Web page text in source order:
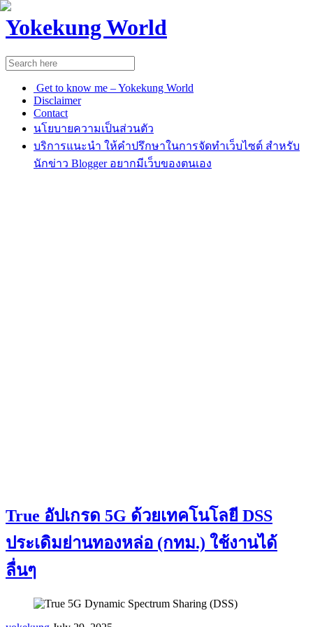
Yokekung World
Get to know me – Yokekung World
Disclaimer
Contact
นโยบายความเป็นส่วนตัว
บริการแนะนำ ให้คำปรึกษาในการจัดทำเว็บไซต์ สำหรับ
นักข่าว Blogger อยากมีเว็บของตนเอง
True อัปเกรด 5G ด้วยเทคโนโลยี DSS
ประเดิมย่านทองหล่อ (กทม.) ใช้งานได้
ลื่นๆ